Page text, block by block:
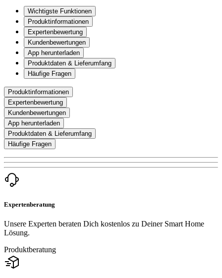
Wichtigste Funktionen
Produktinformationen
Expertenbewertung
Kundenbewertungen
App herunterladen
Produktdaten & Lieferumfang
Häufige Fragen
Produktinformationen
Expertenbewertung
Kundenbewertungen
App herunterladen
Produktdaten & Lieferumfang
Häufige Fragen
Expertenberatung
Unsere Experten beraten Dich kostenlos zu Deiner Smart Home
Lösung.
Produktberatung